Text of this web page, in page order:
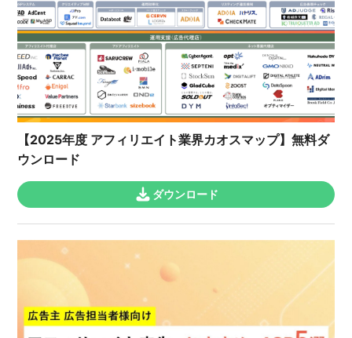
【2025年度 アフィリエイト業界カオスマップ】無料ダ
ウンロード
ダウンロード